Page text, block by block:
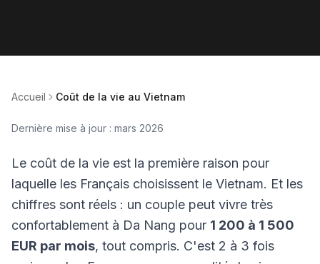
Accueil Coût de la vie au Vietnam
Dernière mise à jour : mars 2026
Le coût de la vie est la première raison pour
laquelle les Français choisissent le Vietnam. Et les
chiffres sont réels : un couple peut vivre très
confortablement à Da Nang pour 1 200 à 1 500
EUR par mois, tout compris. C'est 2 à 3 fois